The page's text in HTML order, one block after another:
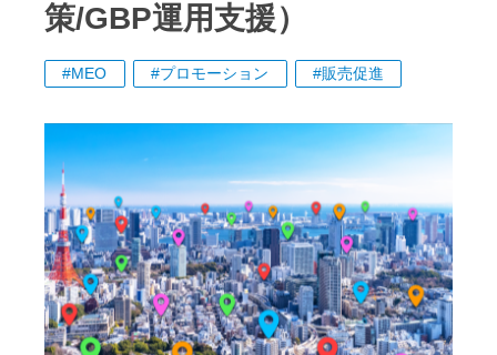
策/GBP運用支援）
MEO プロモーション 販売促進